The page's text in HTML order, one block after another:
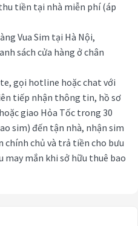
tiền tại nhà miễn phí (áp
Vua Sim tại Hà Nội,
sách cửa hàng ở chân
gọi hotline hoặc chat với
tiếp nhận thông tin, hồ sơ
giao Hỏa Tốc trong 30
sim) đến tận nhà, nhận sim
chủ và trả tiền cho bưu
may mắn khi sở hữu thuê bao